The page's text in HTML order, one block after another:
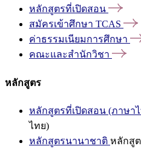
หลักสูตรที่เปิดสอน
สมัครเข้าศึกษา TCAS
ค่าธรรมเนียมการศึกษา
คณะและสำนักวิชา
หลักสูตร
หลักสูตรที่เปิดสอน (ภาษา
ไทย)
หลักสูตรนานาชาติ หลักสู